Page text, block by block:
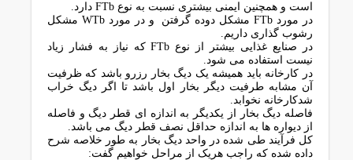
است و همچنین ایمنی بیشتری نسبت به نوع FTb دارد.
در مورد FTb مشکل دوده گرفتن و در مورد WTb مشکل
رشوب گذاری داریم.
در صنایع غذایی بیشتر از نوع FTb که نیاز به فشار زیاد
نیست استفاده می شود.
در کارخانه باید همیشه یک دیگ بخار رزرو باشد که ظرفیت
آن مشابه طرفیت دیگر بخار اول باشد تا اگر دیگ خراب
شدکارخانه نخوابد.
فاصله دیگ بخار از یکدیگر به اندازه ای قطر دیگ و فاصله
از دیواره ها به اندازه حداقل نصف قطر دیگ می باشد.
کل فرآیند طی شده در واحد دیگ بخار به طور خلاصه شرح
داده شده که راجب هریک از مراحل خواهیم گفت: